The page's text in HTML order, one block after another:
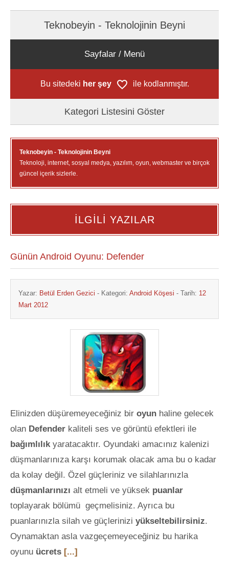
Teknobeyin - Teknolojinin Beyni
Sayfalar / Menü
Bu sitedeki her şey ile kodlanmıştır.
Kategori Listesini Göster
Teknobeyin - Teknolojinin Beyni
Teknoloji, internet, sosyal medya, yazılım, oyun, webmaster ve birçok
güncel içerik sizlerle.
İLGİLİ YAZILAR
Günün Android Oyunu: Defender
Yazar: Betül Erden Gezici - Kategori: Android Köşesi - Tarih: 12
Mart 2012
Elinizden düşüremeyeceğiniz bir oyun haline gelecek
olan Defender kaliteli ses ve görüntü efektleri ile
bağımlılık yaratacaktır. Oyundaki amacınız kalenizi
düşmanlarınıza karşı korumak olacak ama bu o kadar
da kolay değil. Özel güçleriniz ve silahlarınızla
düşmanlarınızı alt etmeli ve yüksek puanlar
toplayarak bölümü geçmelisiniz. Ayrıca bu
puanlarınızla silah ve güçlerinizi yükseltebilirsiniz.
Oynamaktan asla vazgeçemeyeceğiniz bu harika
oyunu ücrets [...]